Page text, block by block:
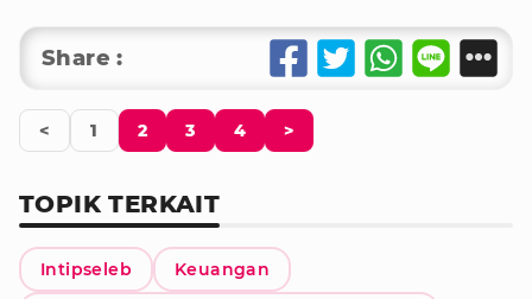
Share :
< 1 2 3 4 >
TOPIK TERKAIT
Intipseleb Keuangan